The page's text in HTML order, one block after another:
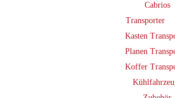
Cabrios
Transporter
Kasten
Planen
Koffer